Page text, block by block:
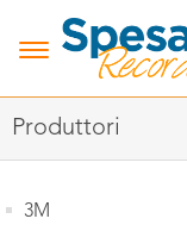
Produttori
3M